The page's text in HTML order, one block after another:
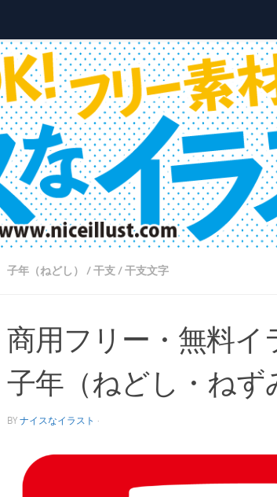
子年（ねどし） /干支/干支文字
商用フリー・無料イ
子年（ねどし・ねず
BY ナイスなイラスト ·